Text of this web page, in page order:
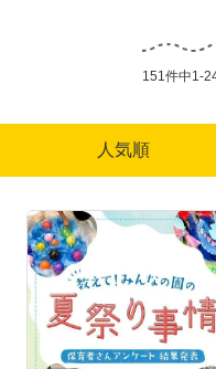
151件中1-
人気順